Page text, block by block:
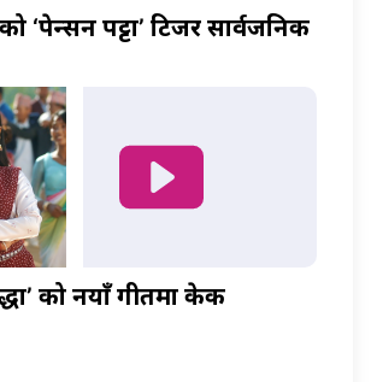
‘पेन्सन पट्टा’ टिजर सार्वजनिक
को नयाँ गीतमा केकी